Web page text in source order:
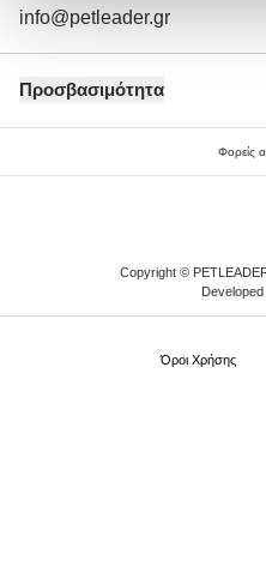
info@petleader.gr
Προσβασιμότητα
Φορείς
Copyright ©
Όροι Xρήσης